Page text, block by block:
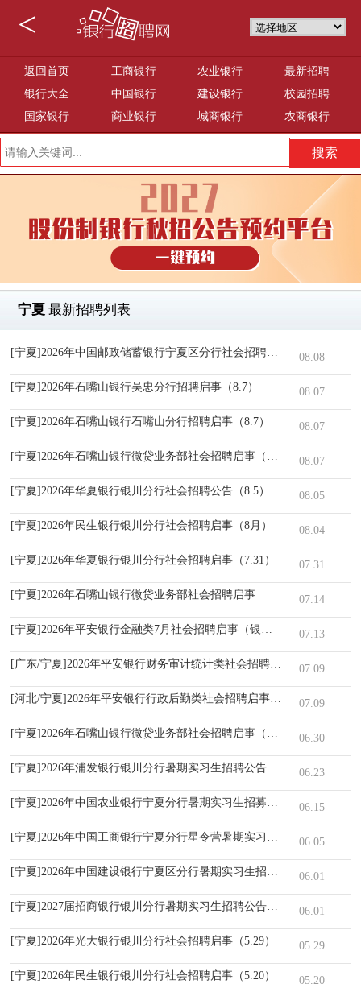
<
返回首页 工商银行 农业银行
最新招聘
银行大全
中国银行 建设银行
校园招聘
国家银行
商业银行 城商银行 农商银行
宁夏 最新招聘列表
[宁夏]2026年中国邮政储蓄银行宁夏区分行社会招聘公告（8.8）
08.08
[宁夏]2026年石嘴山银行吴忠分行招聘启事（8.7） 08.07
[宁夏]2026年石嘴山银行石嘴山分行招聘启事（8.7） 08.07
[宁夏]2026年石嘴山银行微贷业务部社会招聘启事（8.7） 08.07
[宁夏]2026年华夏银行银川分行社会招聘公告（8.5） 08.05
[宁夏]2026年民生银行银川分行社会招聘启事（8月） 08.04
[宁夏]2026年华夏银行银川分行社会招聘启事（7.31） 07.31
[宁夏]2026年石嘴山银行微贷业务部社会招聘启事 07.14
[宁夏]2026年平安银行金融类7月社会招聘启事（银川） 07.13
[广东/宁夏]2026年平安银行财务审计统计类社会招聘启事（7月）
07.09
[河北/宁夏]2026年平安银行行政后勤类社会招聘启事（7月）07.09
[宁夏]2026年石嘴山银行微贷业务部社会招聘启事（6.30） 06.30
[宁夏]2026年浦发银行银川分行暑期实习生招聘公告 06.23
[宁夏]2026年中国农业银行宁夏分行暑期实习生招募公告 06.15
[宁夏]2026年中国工商银行宁夏分行星令营暑期实习公告 06.05
[宁夏]2026年中国建设银行宁夏区分行暑期实习生招聘公告06.01
[宁夏]2027届招商银行银川分行暑期实习生招聘公告（6.1）06.01
[宁夏]2026年光大银行银川分行社会招聘启事（5.29） 05.29
[宁夏]2026年民生银行银川分行社会招聘启事（5.20） 05.20